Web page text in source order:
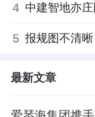
4
5 报规图不清
最新文章